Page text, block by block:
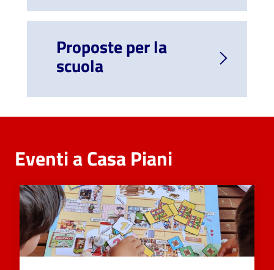
Proposte per la
scuola
Eventi a Casa Piani